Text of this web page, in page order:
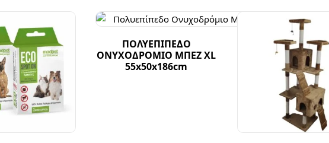
ΠΟΛΥΕΠΙΠΕΔΟ
ΟΝΥΧΟΔΡΟΜΙΟ ΜΠΕΖ XL
55x50x186cm